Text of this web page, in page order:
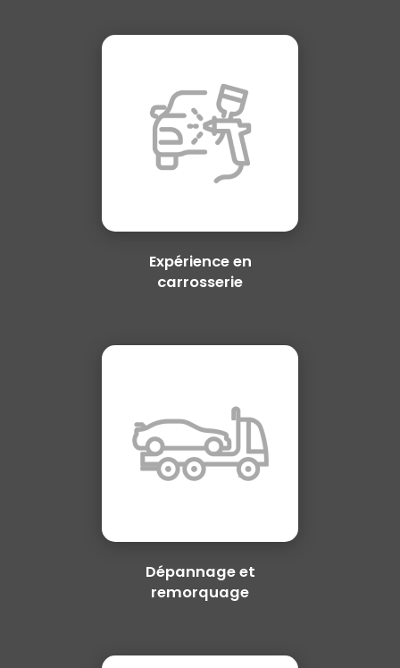
Expérience en
carrosserie
Dépannage et
remorquage